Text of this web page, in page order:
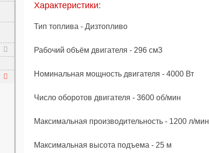
Характеристики:
Тип топлива - Дизтопливо
Рабочий объём двигателя - 296 см3
Номинальная мощность двигателя - 4000 Вт
Число оборотов двигателя - 3600 об/мин
Максимальная производительность - 1200 л/мин
Максимальная высота подъема - 25 м